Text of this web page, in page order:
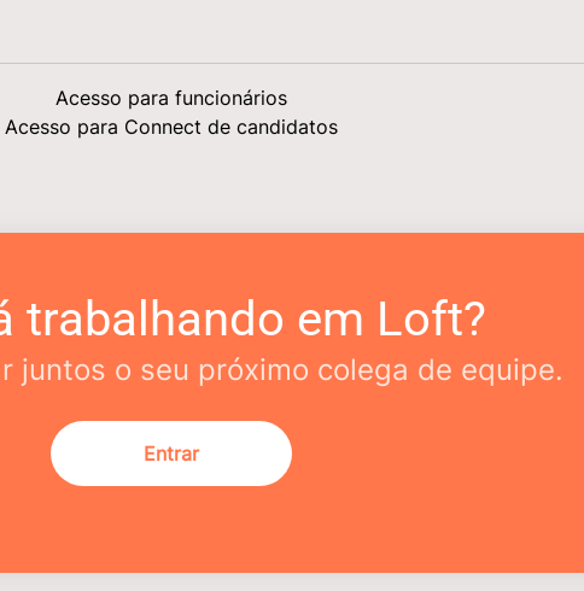
Acesso para funcionários
Acesso para Connect de candidatos
trabalhando em Loft?
juntos o seu próximo colega de equipe.
Entrar